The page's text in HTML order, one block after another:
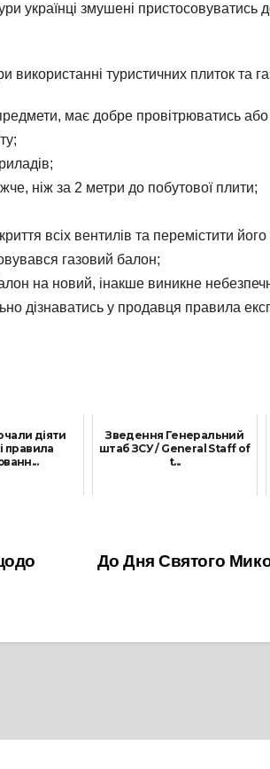
українці змушені пристосовуватись
туристичних плиток та
має добре провітрюватись
ніж за 2 метри до побутової плити;
всіх вентилів та перемістити
газовий балон;
на новий, інакше виникне
дізнаватись у продавця правила
діяти
правила
Зведення Генеральний
штаб ЗСУ / General Staff of
t...
До Дня Святого